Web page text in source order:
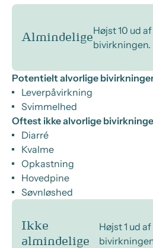
Almindelige
Højst 10 ud
bivirkningen.
Potentielt alvorlige
Leverpåvirkning
Svimmelhed
Oftest ikke alvorlige
Diarré
Kvalme
Opkastning
Hovedpine
Søvnløshed
Ikke
almindelige
Højst 1 ud